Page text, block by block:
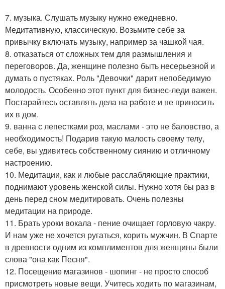
7. музыка. Слушать музыку нужно ежедневно.
Медитативную, классическую. Возьмите себе за
привычку включать музыку, например за чашкой чая.
8. отказаться от сложных тем для размышления и
переговоров. Да, женщине полезно быть несерьезной и
думать о пустяках. Роль "Девочки" дарит непобедимую
молодость. Особенно этот пункт для бизнес-леди важен.
Постарайтесь оставлять дела на работе и не приносить
их в дом.
9. ванна с лепестками роз, маслами - это не баловство, а
необходимость! Подарив такую малость своему телу,
себе, вы удивитесь собственному сиянию и отличному
настроению.
10. Медитации, как и любые расслабляющие практики,
поднимают уровень женской силы. Нужно хотя бы раз в
день перед сном медитировать. Очень полезны
медитации на природе.
11. Брать уроки вокала - пение очищает горловую чакру.
И нам уже не хочется ругаться, корить мужчин. В Спарте
в древности одним из комплиментов для женщины были
слова "она как Песня".
12. Посещение магазинов - шопинг - не просто способ
присмотреть новые вещи. Учитесь ходить по магазинам,